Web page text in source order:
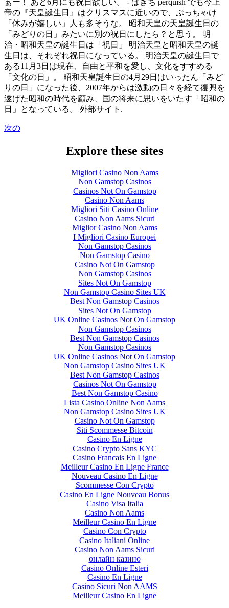
ぁー！ あと6月にも祝日欲しい。 - ぱきち perquish でも今上
帝の『天皇誕生日』はクリスマスに近いので、ぶっちゃけ
「休みが嬉しい」人も多そうな。 昭和天皇の天皇誕生日の
「みどりの日」みたいに別の祝日にしたら？と思う。 明
治・昭和天皇の誕生日は「祝日」 明治天皇と昭和天皇の誕
生日は、それぞれ祝日になっている。 明治天皇の誕生日で
ある11月3日は現在、自由と平和を愛し、文化をすすめる
「文化の日」。 昭和天皇誕生日の4月29日はいったん「みど
りの日」になった後、2007年からは激動の日々を経て復興を
遂げた昭和の時代を顧み、国の将来に思いをいたす「昭和の
日」となっている。 外部サイト.
次の
Explore these sites
Migliori Casino Non Aams
Non Gamstop Casinos
Casinos Not On Gamstop
Casino Non Aams
Migliori Siti Casino Online
Casino Non Aams Sicuri
Miglior Casino Non Aams
I Migliori Casino Europei
Non Gamstop Casinos
Non Gamstop Casino
Casino Not On Gamstop
Non Gamstop Casinos
Sites Not On Gamstop
Non Gamstop Casino Sites UK
Best Non Gamstop Casinos
Sites Not On Gamstop
UK Online Casinos Not On Gamstop
Non Gamstop Casinos
Best Non Gamstop Casinos
Non Gamstop Casinos
UK Online Casinos Not On Gamstop
Non Gamstop Casino Sites UK
Best Non Gamstop Casinos
Casinos Not On Gamstop
Best Non Gamstop Casino
Lista Casino Online Non Aams
Non Gamstop Casino Sites UK
Casino Not On Gamstop
Siti Scommesse Bitcoin
Casino En Ligne
Casino Crypto Sans KYC
Casino Francais En Ligne
Meilleur Casino En Ligne France
Nouveau Casino En Ligne
Scommesse Con Crypto
Casino En Ligne Nouveau Bonus
Casino Visa Italia
Casino Non Aams
Meilleur Casino En Ligne
Casino Con Crypto
Casino Italiani Online
Casino Non Aams Sicuri
онлайн казино
Casino Online Esteri
Casino En Ligne
Casino Sicuri Non AAMS
Meilleur Casino En Ligne